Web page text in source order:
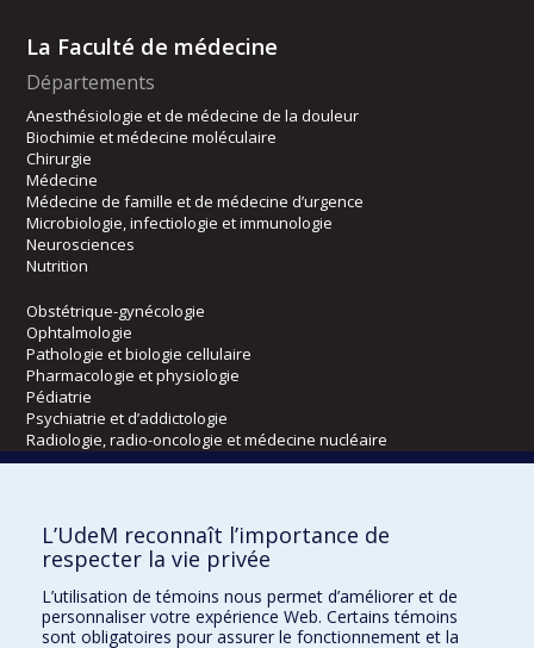
La Faculté de médecine
Départements
Anesthésiologie et de médecine de la douleur
Biochimie et médecine moléculaire
Chirurgie
Médecine
Médecine de famille et de médecine d’urgence
Microbiologie, infectiologie et immunologie
Neurosciences
Nutrition
Obstétrique-gynécologie
Ophtalmologie
Pathologie et biologie cellulaire
Pharmacologie et physiologie
Pédiatrie
Psychiatrie et d’addictologie
Radiologie, radio-oncologie et médecine nucléaire
Kinésiologie et des sciences de l’activité physique
Orthophonie et audiologie
Réadaptation
L’UdeM reconnaît l’importance de
respecter la vie privée
L’utilisation de témoins nous permet d’améliorer et de
personnaliser votre expérience Web. Certains témoins
sont obligatoires pour assurer le fonctionnement et la